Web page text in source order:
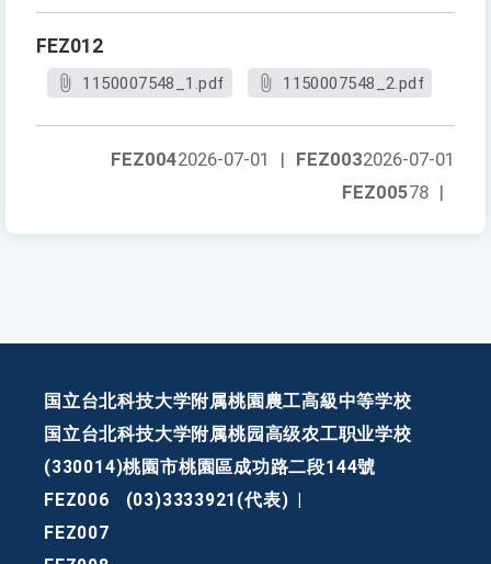
FEZ012
1150007548_1.pdf 1150007548_2.pdf
FEZ0032026-07-01
FEZ0042026-07-01
|
FEZ00578 |
国立台北科技大学附属桃園農工高級中等学校
国立台北科技大学附属桃园高级农工职业学校
(330014)桃園市桃園區成功路二段144號
FEZ006
(03)3333921(代表)
FEZ007